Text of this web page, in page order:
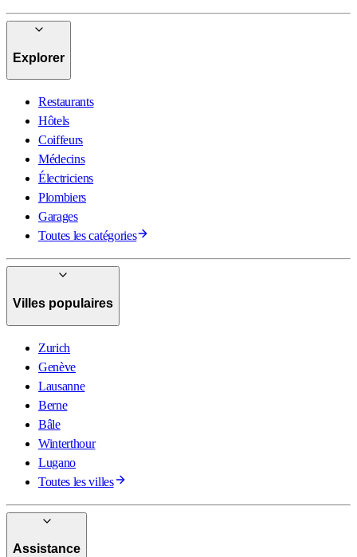
Explorer
Restaurants
Hôtels
Coiffeurs
Médecins
Électriciens
Plombiers
Garages
Toutes les catégories
Villes populaires
Zurich
Genève
Lausanne
Berne
Bâle
Winterthour
Lugano
Toutes les villes
Assistance